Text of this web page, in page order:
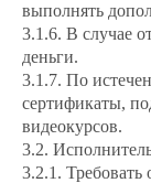
выполнять
3.1.6. В случае
деньги.
3.1.7. По
сертификаты,
видеокурсов.
3.2.
3.2.1. Требовать